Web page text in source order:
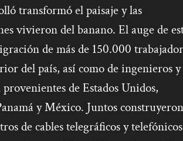
transformó el paisaje y las
vivieron del banano. El auge de
de más de 150.000
del país, así como de ingenieros y
de Estados Unidos,
y México. Juntos construyeron
de cables telegráficos y